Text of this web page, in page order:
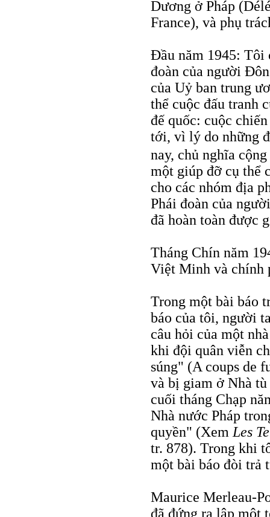
Dương ở Pháp
France), và phụ
Đầu năm 1945: Tôi
đoàn của người
của Uỷ ban trung
thể cuộc đấu tranh
đế quốc: cuộc
tới, vì lý do những
nay, chủ nghĩa
một giúp đỡ cụ thể
cho các nhóm địa
Phái đoàn của
đã hoàn toàn được
Tháng Chín năm
Việt Minh và chính
Trong một bài báo
báo của tôi, người
câu hỏi của một
khi đội quân viễn
súng" (A coups de
và bị giam ở Nhà
cuối tháng Chạp
Nhà nước Pháp
quyền" (XemLes
tr. 878). Trong khi
một bài báo đòi trả
Maurice Merleau-
đã đứng ra lập một